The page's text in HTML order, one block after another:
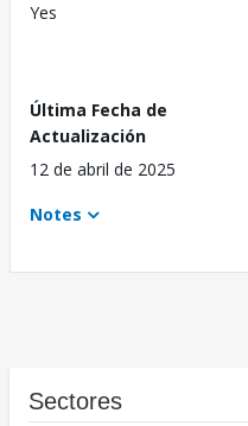
Yes
Última Fecha de
Actualización
12 de abril de 2025
Notes
Sectores